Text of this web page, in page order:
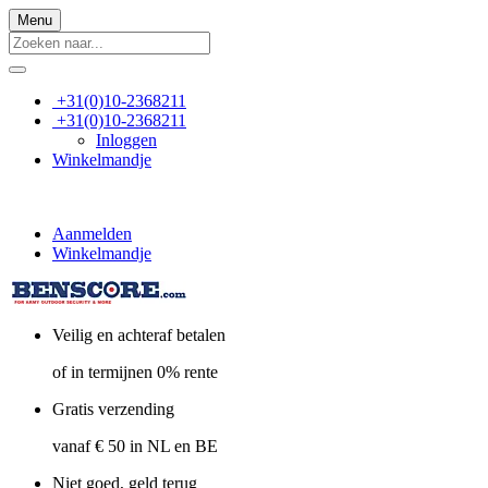
Menu
+31(0)10-2368211
+31(0)10-2368211
Inloggen
Winkelmandje
Aanmelden
Winkelmandje
Veilig en achteraf betalen
of in termijnen 0% rente
Gratis verzending
vanaf € 50 in NL en BE
Niet goed, geld terug